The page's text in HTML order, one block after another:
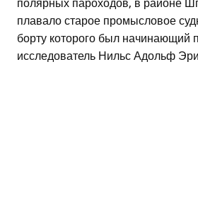
полярных пароходов, в районе
плавало старое промысловое
борту которого был начинающий
исследователь Нильс Адольф